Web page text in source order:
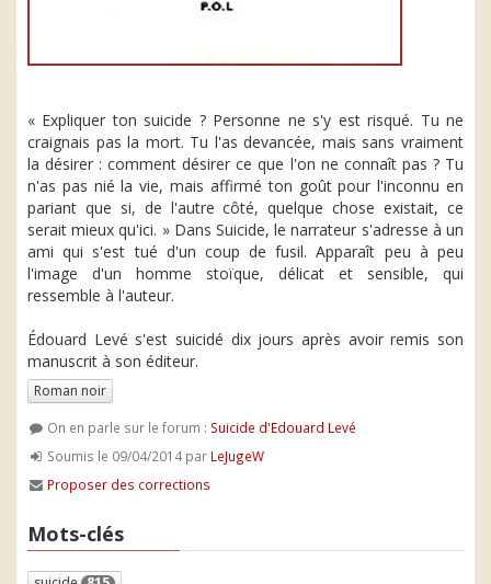
« Expliquer ton suicide ? Personne ne s'y est risqué. Tu ne
craignais pas la mort. Tu l'as devancée, mais sans vraiment
la désirer : comment désirer ce que l'on ne connaît pas ? Tu
n'as pas nié la vie, mais affirmé ton goût pour l'inconnu en
pariant que si, de l'autre côté, quelque chose existait, ce
serait mieux qu'ici. » Dans Suicide, le narrateur s'adresse à un
ami qui s'est tué d'un coup de fusil. Apparaît peu à peu
l'image d'un homme stoïque, délicat et sensible, qui
ressemble à l'auteur.
Édouard Levé s'est suicidé dix jours après avoir remis son
manuscrit à son éditeur.
Roman noir
On en parle sur le forum : Suicide d'Edouard Levé
Soumis le 09/04/2014 par LeJugeW
Proposer des corrections
Mots-clés